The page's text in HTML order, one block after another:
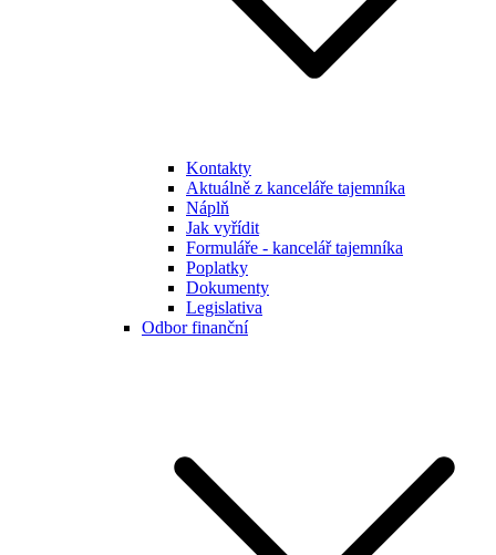
Kontakty
Aktuálně z kanceláře tajemníka
Náplň
Jak vyřídit
Formuláře - kancelář tajemníka
Poplatky
Dokumenty
Legislativa
Odbor finanční